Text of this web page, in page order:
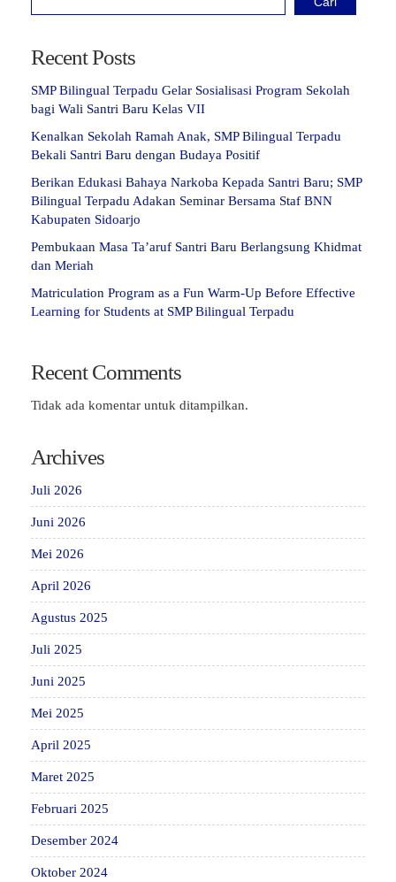
Recent Posts
SMP Bilingual Terpadu Gelar Sosialisasi Program Sekolah
bagi Wali Santri Baru Kelas VII
Kenalkan Sekolah Ramah Anak, SMP Bilingual Terpadu
Bekali Santri Baru dengan Budaya Positif
Berikan Edukasi Bahaya Narkoba Kepada Santri Baru; SMP
Bilingual Terpadu Adakan Seminar Bersama Staf BNN
Kabupaten Sidoarjo
Pembukaan Masa Ta’aruf Santri Baru Berlangsung Khidmat
dan Meriah
Matriculation Program as a Fun Warm-Up Before Effective
Learning for Students at SMP Bilingual Terpadu
Recent Comments
Tidak ada komentar untuk ditampilkan.
Archives
Juli 2026
Juni 2026
Mei 2026
April 2026
Agustus 2025
Juli 2025
Juni 2025
Mei 2025
April 2025
Maret 2025
Februari 2025
Desember 2024
Oktober 2024